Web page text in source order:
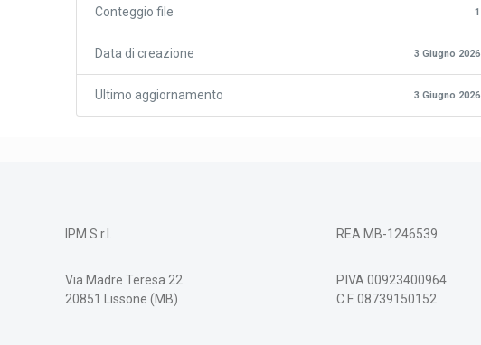
Conteggio file 1
Data di creazione 3 Giugno 2026
Ultimo aggiornamento 3 Giugno 2026
IPM S.r.l.
Via Madre Teresa 22
20851 Lissone (MB)
REA MB-1246539
P.IVA 00923400964
C.F. 08739150152